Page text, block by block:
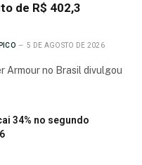
de R$ 402,3
5 DE AGOSTO DE 2026
Armour no Brasil divulgou
34% no segundo